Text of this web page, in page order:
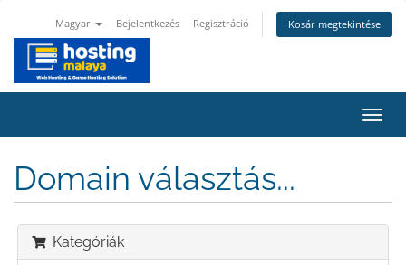
Magyar Bejelentkezés Regisztráció Kosár megtekintése
a
Domain választás...
Kategóriák